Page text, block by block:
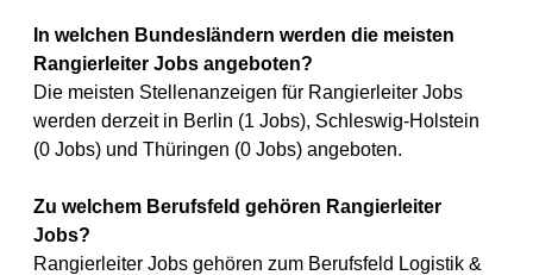
In welchen Bundesländern werden die meisten
Rangierleiter Jobs angeboten?
Die meisten Stellenanzeigen für Rangierleiter Jobs
werden derzeit in Berlin (1 Jobs), Schleswig-Holstein
(0 Jobs) und Thüringen (0 Jobs) angeboten.
Zu welchem Berufsfeld gehören Rangierleiter
Jobs?
Rangierleiter Jobs gehören zum Berufsfeld Logistik &